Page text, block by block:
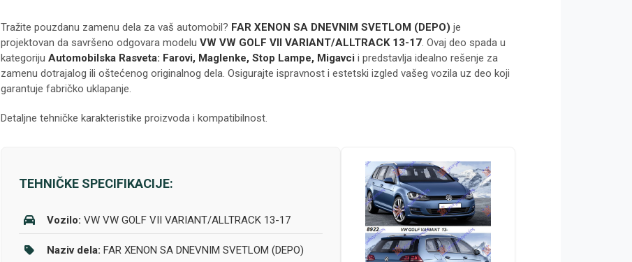
Tražite pouzdanu zamenu dela za vaš automobil? FAR XENON SA DNEVNIM SVETLOM (DEPO) je
projektovan da savršeno odgovara modelu VW VW GOLF VII VARIANT/ALLTRACK 13-17. Ovaj deo spada u
kategoriju Automobilska Rasveta: Farovi, Maglenke, Stop Lampe, Migavci i predstavlja idealno rešenje za
zamenu dotrajalog ili oštećenog originalnog dela. Osigurajte ispravnost i estetski izgled vašeg vozila uz deo koji
garantuje fabričko uklapanje.
Detaljne tehničke karakteristike proizvoda i kompatibilnost.
TEHNIČKE SPECIFIKACIJE:
Vozilo: VW VW GOLF VII VARIANT/ALLTRACK 13-17
Naziv dela: FAR XENON SA DNEVNIM SVETLOM (DEPO)